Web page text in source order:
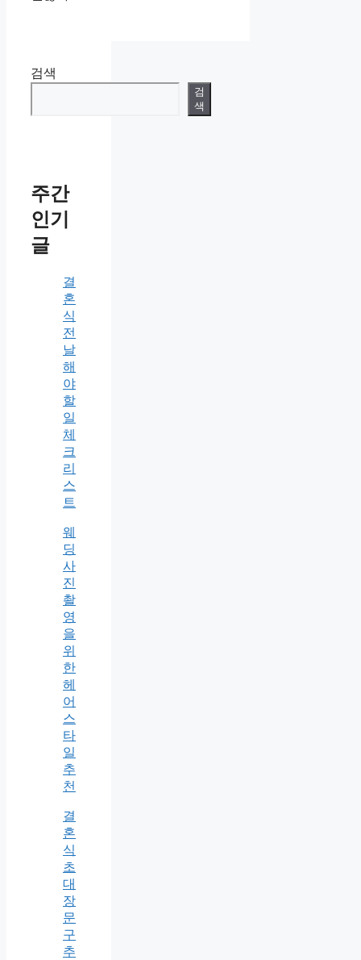
검색
검
색
주간
인기
글
결
혼
식
전
날
해
야
할
일
체
크
리
스
트
웨
딩
사
진
촬
영
을
위
한
헤
어
스
타
일
추
천
결
혼
식
초
대
장
문
구
추